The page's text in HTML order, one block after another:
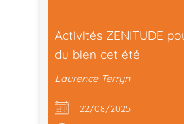
Activités ZENITUDE
du bien cet été
Laurence Terryn
22/08/2025